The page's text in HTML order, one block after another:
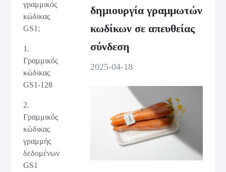
γραμμικός
κώδικας
GS1;
1.
Γραμμικός
κώδικας
GS1-128
2.
Γραμμικός
κώδικας
γραμμής
δεδομένων
GS1
δημιουργία γραμμωτών
κωδίκων σε απευθείας
σύνδεση
2025-04-18